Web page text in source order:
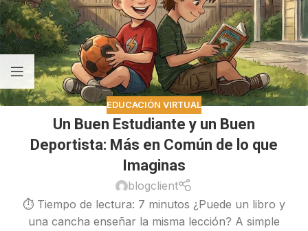
EDUCACIÓN VIRTUAL
Un Buen Estudiante y un Buen
Deportista: Más en Común de lo que
Imaginas
blogclient
⏱ Tiempo de lectura: 7 minutos ¿Puede un libro y
una cancha enseñar la misma lección? A simple